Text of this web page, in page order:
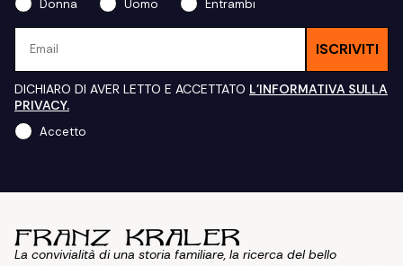
Donna
Uomo
Entrambi
ISCRIVITI
DICHIARO DI AVER LETTO E ACCETTATO L'INFORMATIVA SULLA
PRIVACY.
Accetto
La convivialità di una storia familiare, la ricerca del bello